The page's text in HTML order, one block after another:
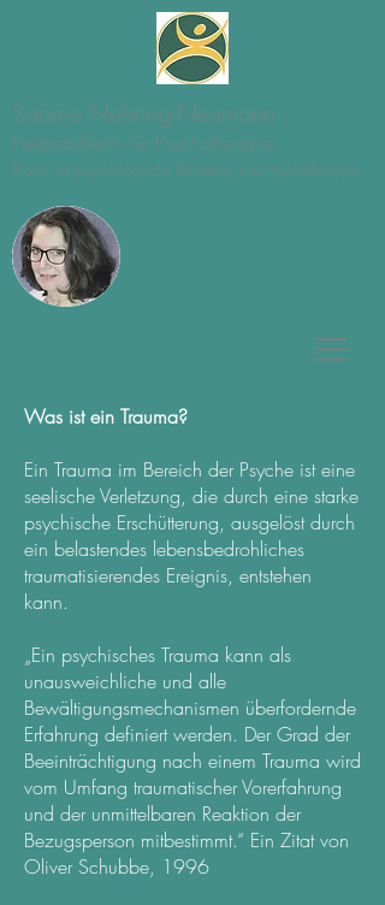
Sabine Nehring-Neumann
Heilpraktikerin für Psychotherapie
Praxis für psychologische Beratung und Psychotherapie
Was ist ein Trauma?
Ein Trauma im Bereich der Psyche ist eine
seelische Verletzung, die durch eine starke
psychische Erschütterung, ausgelöst durch
ein belastendes lebensbedrohliches
traumatisierendes Ereignis, entstehen
kann.
„Ein psychisches Trauma kann als
unausweichliche und alle
Bewältigungsmechanismen überfordernde
Erfahrung definiert werden. Der Grad der
Beeinträchtigung nach einem Trauma wird
vom Umfang traumatischer Vorerfahrung
und der unmittelbaren Reaktion der
Bezugsperson mitbestimmt.“ Ein Zitat von
Oliver Schubbe, 1996